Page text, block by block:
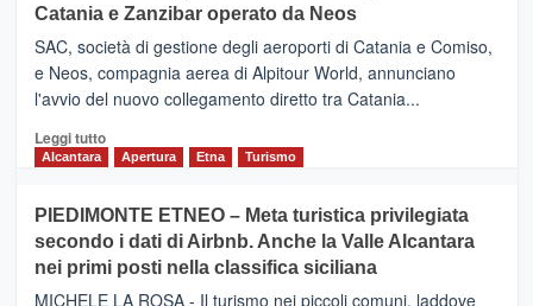
Catania e Zanzibar operato da Neos
SAC, società di gestione degli aeroporti di Catania e Comiso,
e Neos, compagnia aerea di Alpitour World, annunciano
l'avvio del nuovo collegamento diretto tra Catania...
Leggi tuttoLeggi
CATANIA
–
Inaugurato
il
Alcantara Apertura Etna Turismo
PIEDIMONTE ETNEO – Meta turistica privilegiata
secondo i dati di Airbnb. Anche la Valle Alcantara
nei primi posti nella classifica siciliana
MICHELE LA ROSA - Il turismo nei piccoli comuni, laddove